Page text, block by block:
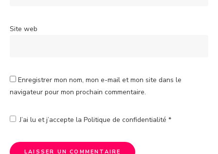
Site web
Enregistrer mon nom, mon e-mail et mon site dans le
navigateur pour mon prochain commentaire.
J’ai lu et j’accepte la Politique de confidentialité *